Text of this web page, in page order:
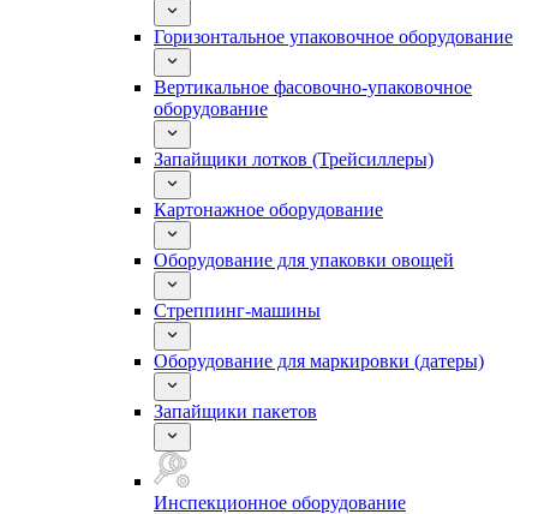
Горизонтальное упаковочное оборудование
Вертикальное фасовочно-упаковочное
оборудование
Запайщики лотков (Трейсиллеры)
Картонажное оборудование
Оборудование для упаковки овощей
Стреппинг-машины
Оборудование для маркировки (датеры)
Запайщики пакетов
Инспекционное оборудование